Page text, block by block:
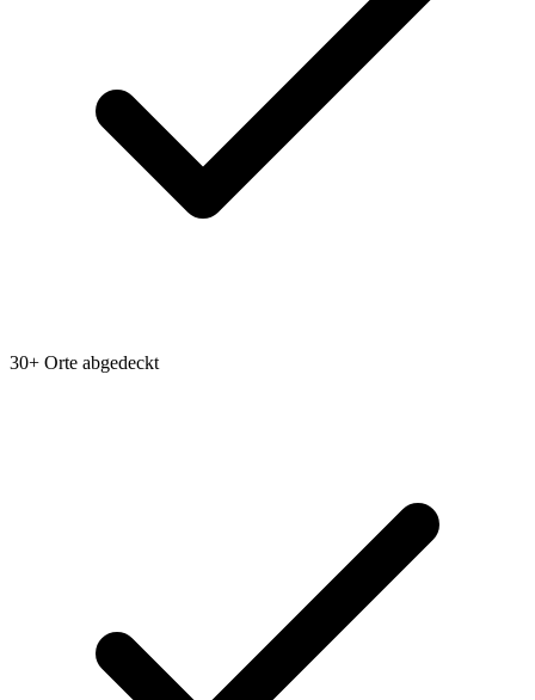
30+ Orte abgedeckt